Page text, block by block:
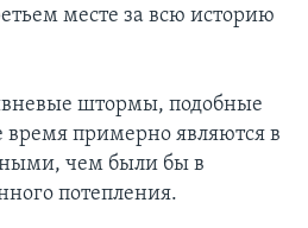
месте за всю историю
штормы, подобные
примерно являются в
чем были бы в
потепления.